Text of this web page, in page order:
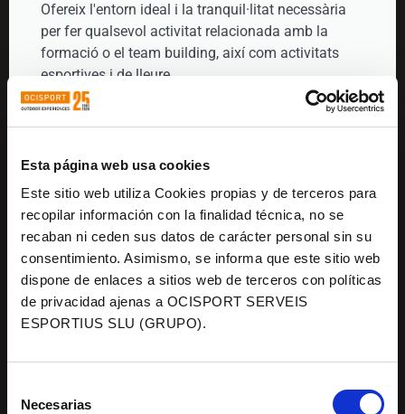
Esta página web usa cookies
Este sitio web utiliza Cookies propias y de terceros para
recopilar información con la finalidad técnica, no se
recaban ni ceden sus datos de carácter personal sin su
consentimiento. Asimismo, se informa que este sitio web
dispone de enlaces a sitios web de terceros con políticas
de privacidad ajenas a OCISPORT SERVEIS
ESPORTIUS SLU (GRUPO).
Necesarias
Ofereix l'entorn ideal i la tranquil·litat necessària
per fer qualsevol activitat relacionada amb la
formació o el team building, així com activitats
esportives i de lleure.